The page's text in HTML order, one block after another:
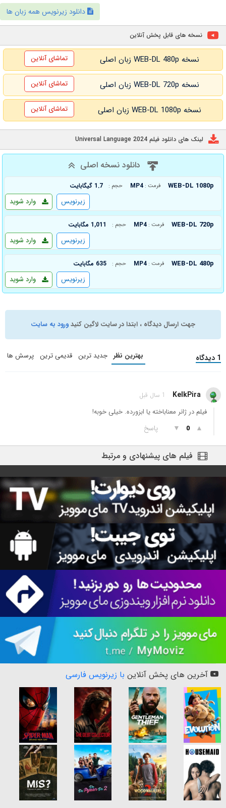
دانلود زیرنویس همه زبان ها
نسخه های قابل پخش آنلاین
نسخه WEB-DL 480p زبان اصلی تماشای آنلاین
نسخه WEB-DL 720p زبان اصلی تماشای آنلاین
نسخه WEB-DL 1080p زبان اصلی تماشای آنلاین
لینک های دانلود فیلم Universal Language 2024
دانلود نسخه اصلی
WEB-DL 1080p فرمت : MP4 حجم : 1.7 گیگابایت
وارد شوید زیرنویس
WEB-DL 720p فرمت : MP4 حجم : 1,011 مگابایت
وارد شوید زیرنویس
WEB-DL 480p فرمت : MP4 حجم : 635 مگابایت
وارد شوید زیرنویس
جهت ارسال دیدگاه ، ابتدا در سایت لاگین کنیدورود به سایت
1 دیدگاه بهترین نظر جدید ترین قدیمی ترین پرسش ها
KelkPira 1 سال قبل
فیلم در ژانر معناباخته یا ابزورده. خیلی خوبه!
▲
0
▼ پاسخ
فیلم های پیشنهادی و مرتبط
آخرین های پخش آنلاین با زیرنویس فارسی